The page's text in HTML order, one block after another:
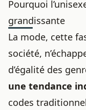
Pourquoi
grandissante
La mode, cette
société,
d’égalité des
une tendance
codes